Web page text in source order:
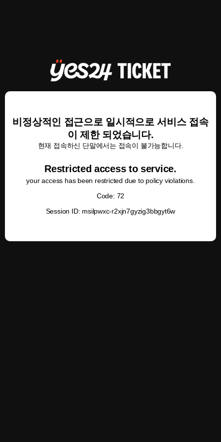
비정상적인 접근으로 일시적으로 서비스 접속
이 제한 되었습니다.
현재 접속하신 단말에서는 접속이 불가능합니다.
Restricted access to service.
your access has been restricted due to policy violations.
Code: 72
Session ID: msilpwxc-r2xjn7gyzig3bbgyt6w